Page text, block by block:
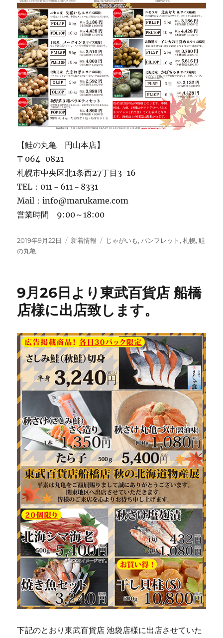
【鮭の丸亀 円山本店】
〒064-0821
札幌市中央区北1条西27丁目3-16
TEL：011－611－8331
Mail：info@marukame.com
営業時間 9:00～18:00
投
稿
2019年9月22日
カ
新着情報
タ
じゃがいも, パンフレット ,札幌,鮭
の丸亀
9月26日より東武百貨店 船橋
店様に出店致します。
下記のとおり東武百貨店 池袋店様に出店させていた